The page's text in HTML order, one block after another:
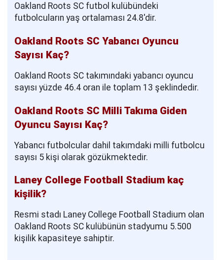
Oakland Roots SC futbol kulübündeki
futbolcuların yaş ortalaması 24.8'dir.
Oakland Roots SC Yabancı Oyuncu
Sayısı Kaç?
Oakland Roots SC takımındaki yabancı oyuncu
sayısı yüzde 46.4 oran ile toplam 13 şeklindedir.
Oakland Roots SC Milli Takıma Giden
Oyuncu Sayısı Kaç?
Yabancı futbolcular dahil takımdaki milli futbolcu
sayısı 5 kişi olarak gözükmektedir.
Laney College Football Stadium kaç
kişilik?
Resmi stadı Laney College Football Stadium olan
Oakland Roots SC kulübünün stadyumu 5.500
kişilik kapasiteye sahiptir.